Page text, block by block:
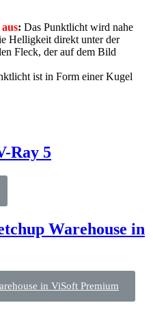
aus: Das Punktlicht wird nahe
Helligkeit direkt unter der
Fleck, der auf dem Bild
ist in Form einer Kugel
Ray 5
Warehouse in
in ViSoft Premium